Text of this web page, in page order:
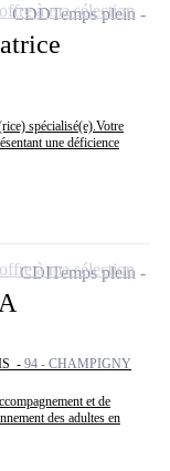
spécialisé(e).Votre
une déficience
CDDTemps plein
à ma sélection
- 94 - CHAMPIGNY
et de
des adultes en
CDITemps plein
à ma sélection